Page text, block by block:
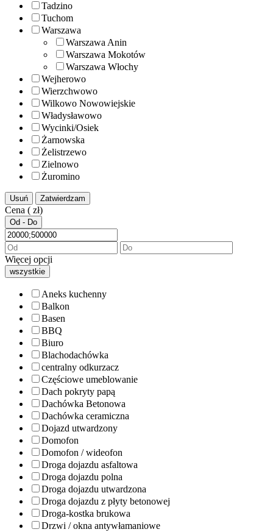
Tadzino
Tuchom
Warszawa
Warszawa Anin
Warszawa Mokotów
Warszawa Włochy
Wejherowo
Wierzchwowo
Wilkowo Nowowiejskie
Władysławowo
Wycinki/Osiek
Żarnowska
Żelistrzewo
Zielnowo
Żuromino
Usuń Zatwierdzam
Cena ( zł)
Od - Do
Więcej opcji
wszystkie
Aneks kuchenny
Balkon
Basen
BBQ
Biuro
Blachodachówka
centralny odkurzacz
Częściowe umeblowanie
Dach pokryty papą
Dachówka Betonowa
Dachówka ceramiczna
Dojazd utwardzony
Domofon
Domofon / wideofon
Droga dojazdu asfaltowa
Droga dojazdu polna
Droga dojazdu utwardzona
Droga dojazdu z płyty betonowej
Droga-kostka brukowa
Drzwi / okna antywłamaniowe